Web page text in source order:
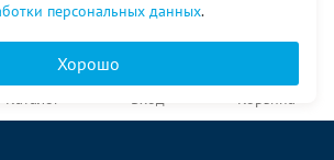
персональных данных.
Хорошо